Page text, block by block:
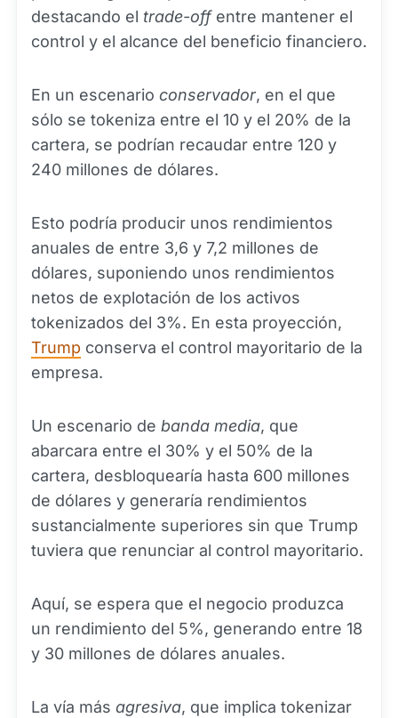
destacando el trade-offentre mantener el
control y el alcance del beneficio financiero.
En un escenario conservador, en el que
sólo se tokeniza entre el 10 y el 20% de la
cartera, se podrían recaudar entre 120 y
240 millones de dólares.
Esto podría producir unos rendimientos
anuales de entre 3,6 y 7,2 millones de
dólares, suponiendo unos rendimientos
netos de explotación de los activos
tokenizados del 3%. En esta proyección,
Trump conserva el control mayoritario de la
empresa.
Un escenario de banda media, que
abarcara entre el 30% y el 50% de la
cartera, desbloquearía hasta 600 millones
de dólares y generaría rendimientos
sustancialmente superiores sin que Trump
tuviera que renunciar al control mayoritario.
Aquí, se espera que el negocio produzca
un rendimiento del 5%, generando entre 18
y 30 millones de dólares anuales.
La vía más agresiva, que implica tokenizar